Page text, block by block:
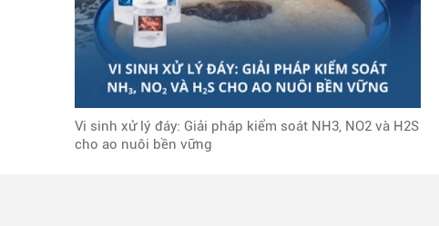
Vi sinh xử lý đáy: Giải pháp kiểm soát NH3, NO2 và H2S
cho ao nuôi bền vững